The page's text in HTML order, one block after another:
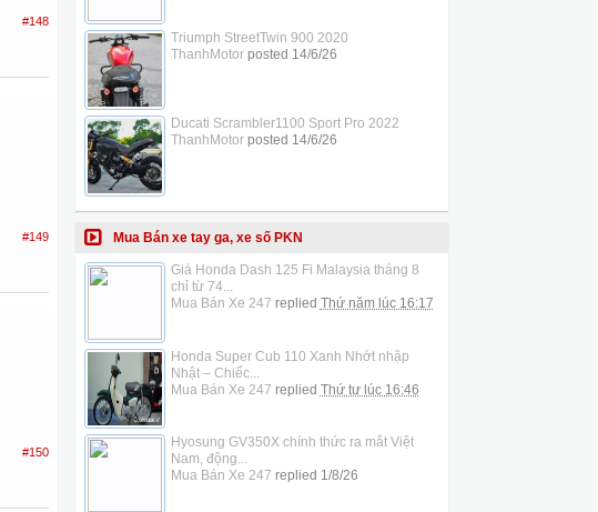
#148
#149
#150
Triumph StreetTwin 900 2020
ThanhMotorposted 14/6/26
Ducati Scrambler1100 Sport Pro 2022
ThanhMotorposted 14/6/26
Mua Bán xe tay ga, xe số PKN
Giá Honda Dash 125 Fi Malaysia tháng 8
chỉ từ 74...
Mua Bán Xe 247 replied Thứ năm lúc 16:17
Honda Super Cub 110 Xanh Nhớt nhập
Nhật – Chiếc...
Mua Bán Xe 247 replied Thứ tư lúc 16:46
Hyosung GV350X chính thức ra mắt Việt
Nam, động...
Mua Bán Xe 247 replied 1/8/26